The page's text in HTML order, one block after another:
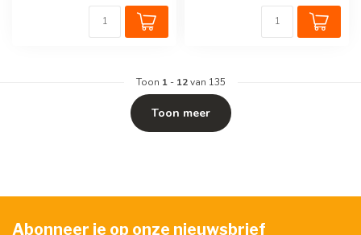
Toon 1- 12van 135
Toon meer
Abonneer je op onze nieuwsbrief